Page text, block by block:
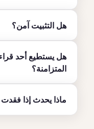
هل التثبيت آمن؟
هل يستطيع أحد
المتزامنة؟
ماذا يحدث إذا فقدت